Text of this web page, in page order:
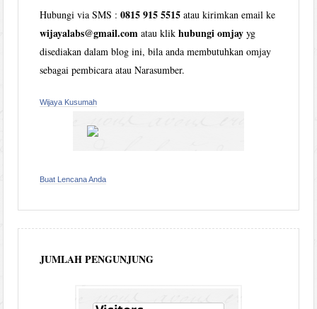
Hubungi via SMS :0815 915 5515 atau kirimkan email ke
wijayalabs@gmail.com atau klikhubungi omjay yg
disediakan dalam blog ini, bila anda membutuhkan omjay
sebagai pembicara atau Narasumber.
Wijaya Kusumah
Buat Lencana Anda
JUMLAH PENGUNJUNG